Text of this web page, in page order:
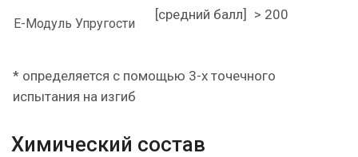
E-Модуль Упругости
[средний балл] > 200
* определяется с помощью 3-х точечного
испытания на изгиб
Химический состав